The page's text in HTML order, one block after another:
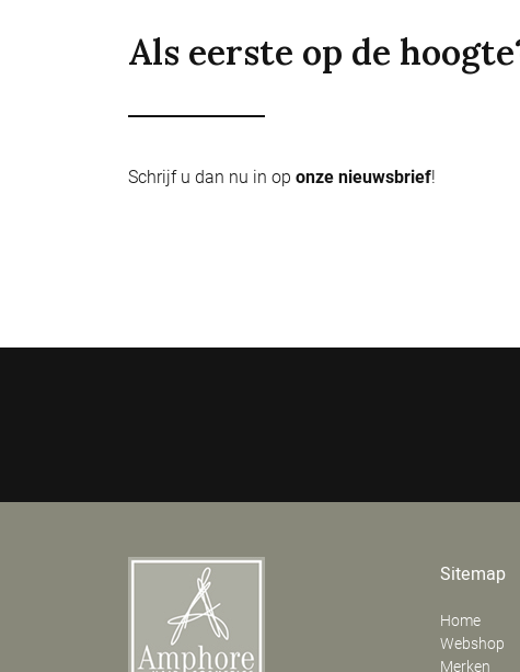
Als eerste op de
Schrijf u dan nu in op onze nieuwsbrief!
Sitemap
Home
Webshop
Merken